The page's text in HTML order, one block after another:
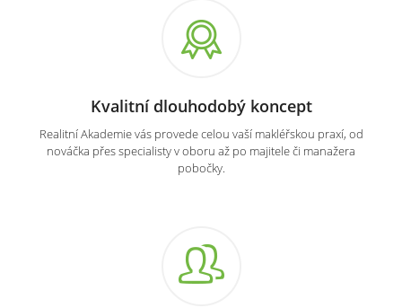
Kvalitní dlouhodobý koncept
Realitní Akademie vás provede celou vaší makléřskou praxí, od
nováčka přes specialisty v oboru až po majitele či manažera
pobočky.